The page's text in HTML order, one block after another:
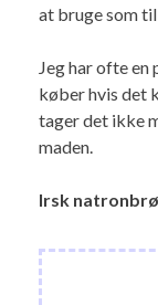
at bruge som
Jeg har ofte en
køber hvis det
tager det ikke
maden.
Irsk